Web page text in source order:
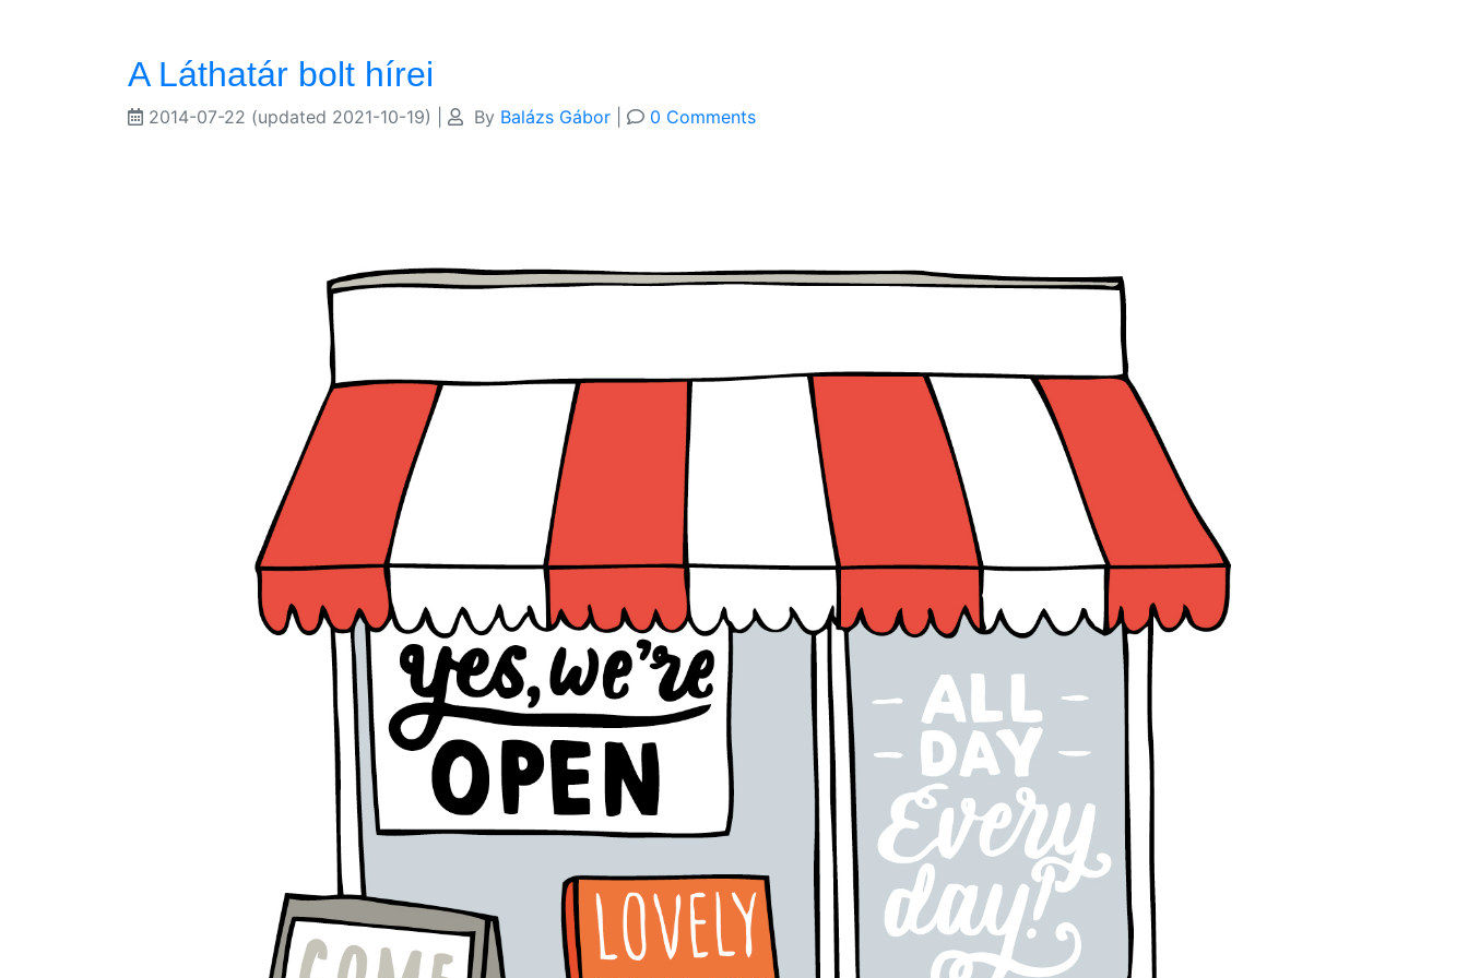
A Láthatár bolt hírei
2014-07-22 (updated 2021-10-19) By Balázs Gábor 0 Comments